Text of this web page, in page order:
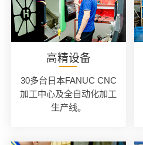
高精设备
30多台日本FANUC CNC
加工中心及全自动化加工
生产线。